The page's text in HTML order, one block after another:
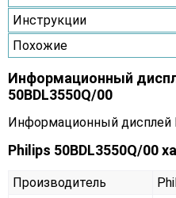
Инструкции
Похожие
Информационный
50BDL3550Q/00
Информационный дисплей
Philips 50BDL3550Q/00
Производитель